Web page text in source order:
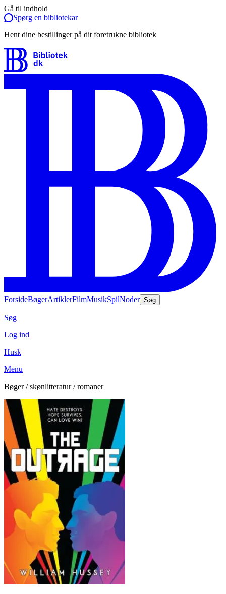
Gå til indhold
Spørg en bibliotekar
Hent dine bestillinger på dit foretrukne bibliotek
ForsideBøgerArtiklerFilmMusikSpilNoder Søg
Søg
Log ind
Husk
Menu
Bøger / skønlitteratur / romaner